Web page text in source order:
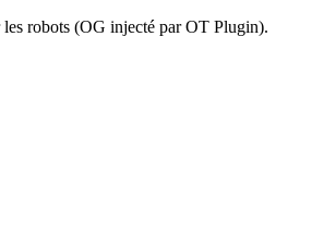
robots (OG injecté par OT Plugin).